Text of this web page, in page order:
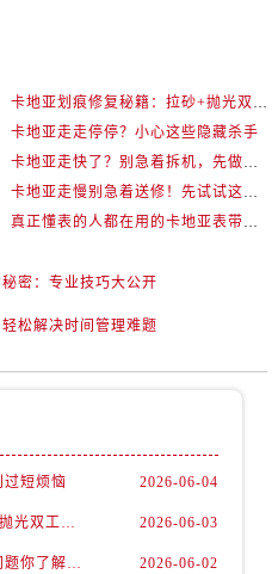
卡地亚走走停停？小心这些隐藏杀手
密：专业技巧大公开
松解决时间管理难题
过短烦恼 2026-06-04
2026-06-03
2026-06-02